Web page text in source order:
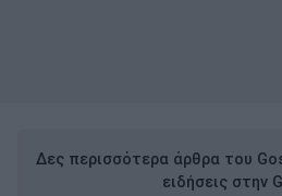
Δες περισσότερα άρθρα του
ειδήσεις στην